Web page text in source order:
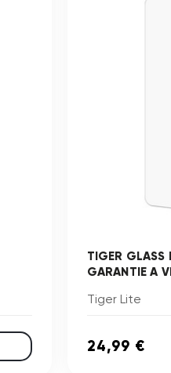
TIGER GLASS
GARANTIE A
Tiger Lite
24,99 €